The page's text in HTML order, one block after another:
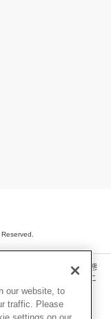
画・音声等を、手段や形態
載、ファイル化などするこ
合があります。
our website, to
traffic. Please